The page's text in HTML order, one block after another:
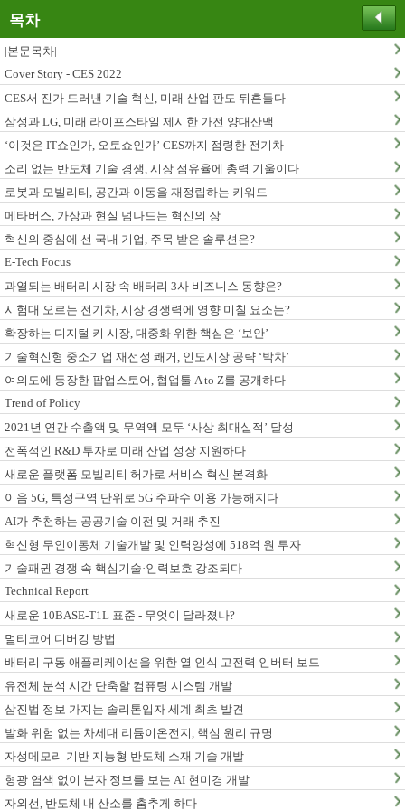
목차
|본문목차|
Cover Story - CES 2022
CES서 진가 드러낸 기술 혁신, 미래 산업 판도 뒤흔들다
삼성과 LG, 미래 라이프스타일 제시한 가전 양대산맥
‘이것은 IT쇼인가, 오토쇼인가’ CES까지 점령한 전기차
소리 없는 반도체 기술 경쟁, 시장 점유율에 총력 기울이다
로봇과 모빌리티, 공간과 이동을 재정립하는 키워드
메타버스, 가상과 현실 넘나드는 혁신의 장
혁신의 중심에 선 국내 기업, 주목 받은 솔루션은?
E-Tech Focus
과열되는 배터리 시장 속 배터리 3사 비즈니스 동향은?
시험대 오르는 전기차, 시장 경쟁력에 영향 미칠 요소는?
확장하는 디지털 키 시장, 대중화 위한 핵심은 ‘보안’
기술혁신형 중소기업 재선정 쾌거, 인도시장 공략 ‘박차’
여의도에 등장한 팝업스토어, 협업툴 A to Z를 공개하다
Trend of Policy
2021년 연간 수출액 및 무역액 모두 ‘사상 최대실적’ 달성
전폭적인 R&D 투자로 미래 산업 성장 지원하다
새로운 플랫폼 모빌리티 허가로 서비스 혁신 본격화
이음 5G, 특정구역 단위로 5G 주파수 이용 가능해지다
AI가 추천하는 공공기술 이전 및 거래 추진
혁신형 무인이동체 기술개발 및 인력양성에 518억 원 투자
기술패권 경쟁 속 핵심기술·인력보호 강조되다
Technical Report
새로운 10BASE-T1L 표준 - 무엇이 달라졌나?
멀티코어 디버깅 방법
배터리 구동 애플리케이션을 위한 열 인식 고전력 인버터 보드
유전체 분석 시간 단축할 컴퓨팅 시스템 개발
삼진법 정보 가지는 솔리톤입자 세계 최초 발견
발화 위험 없는 차세대 리튬이온전지, 핵심 원리 규명
자성메모리 기반 지능형 반도체 소재 기술 개발
형광 염색 없이 분자 정보를 보는 AI 현미경 개발
자외선, 반도체 내 산소를 춤추게 하다